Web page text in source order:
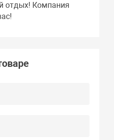
отдых! Компания